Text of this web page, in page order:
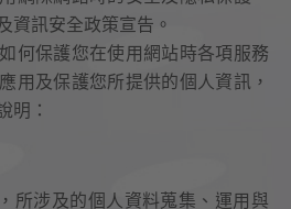
資訊安全政策宣告。
何保護您在使用網站時各項服務
用及保護您所提供的個人資訊，
明：
所涉及的個人資料蒐集、運用與